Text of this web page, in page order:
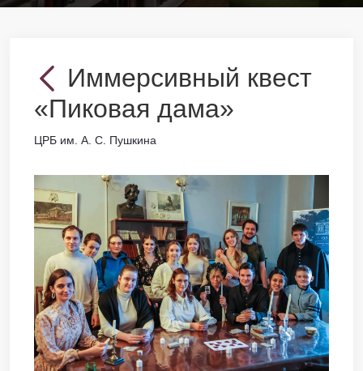
Иммерсивный квест
«Пиковая дама»
ЦРБ им. А. С. Пушкина